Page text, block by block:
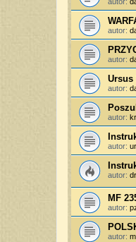
autor:
autor:
Ursus
autor:
autor:
autor:
autor:
MF
autor:
autor: